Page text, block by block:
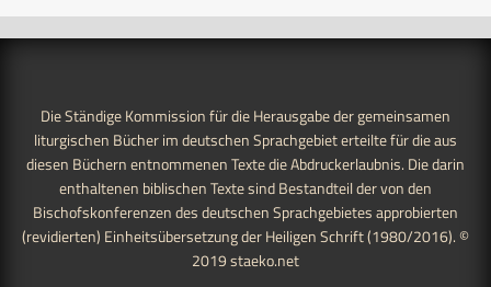
Die Ständige Kommission für die Herausgabe der gemeinsamen
liturgischen Bücher im deutschen Sprachgebiet erteilte für die aus
diesen Büchern entnommenen Texte die Abdruckerlaubnis. Die darin
enthaltenen biblischen Texte sind Bestandteil der von den
Bischofskonferenzen des deutschen Sprachgebietes approbierten
(revidierten) Einheitsübersetzung der Heiligen Schrift (1980/2016). ©
2019staeko.net